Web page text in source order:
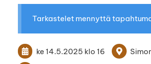
Tarkastelet mennyttä
ke 14.5.2025 klo 16